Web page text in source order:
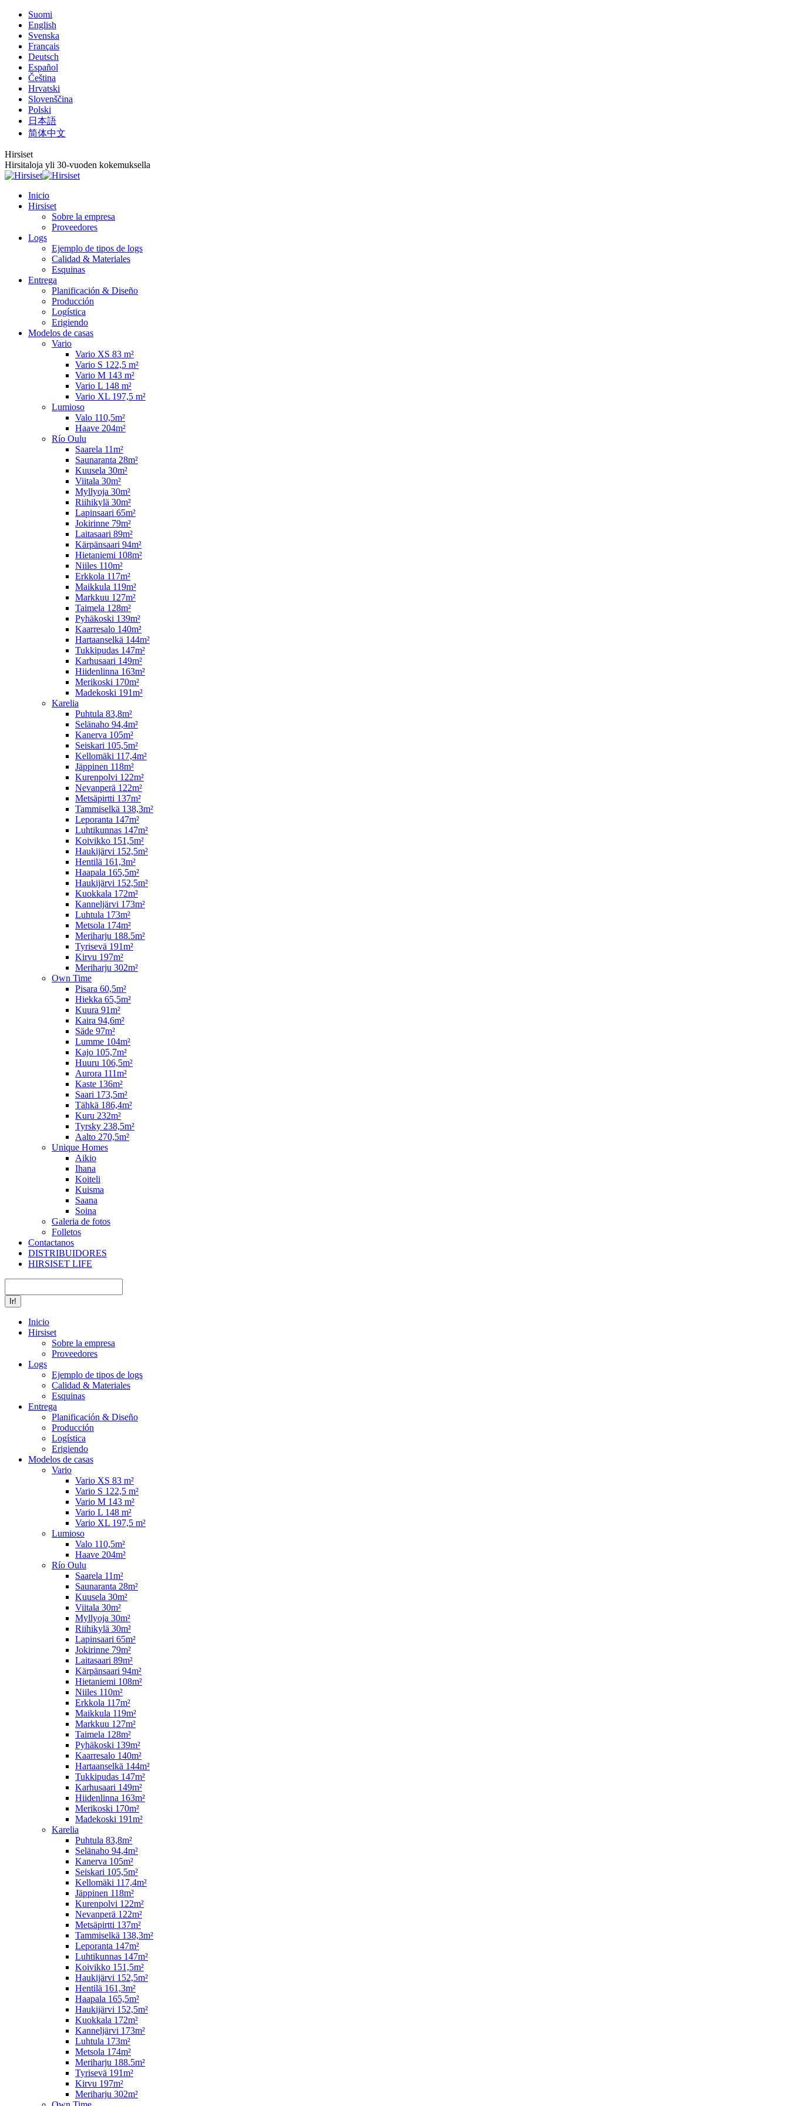
Saltar
contenido
Suomi
English
Svenska
Français
Deutsch
Español
Čeština
Hrvatski
Slovenščina
Polski
日本語
简体中文
Hirsiset
Hirsitaloja yli 30-vuoden kokemuksella
Inicio
Hirsiset
Sobre la empresa
Proveedores
Logs
Ejemplo de tipos de logs
Calidad & Materiales
Esquinas
Entrega
Planificación & Diseño
Producción
Logística
Erigiendo
Modelos de casas
Vario
Vario XS 83 m²
Vario S 122,5 m²
Vario M 143 m²
Vario L 148 m²
Vario XL 197,5 m²
Lumioso
Valo 110,5m²
Haave 204m²
Río Oulu
Saarela 11m²
Saunaranta 28m²
Kuusela 30m²
Viitala 30m²
Myllyoja 30m²
Riihikylä 30m²
Lapinsaari 65m²
Jokirinne 79m²
Laitasaari 89m²
Kärpänsaari 94m²
Hietaniemi 108m²
Niiles 110m²
Erkkola 117m²
Maikkula 119m²
Markkuu 127m²
Taimela 128m²
Pyhäkoski 139m²
Kaarresalo 140m²
Hartaanselkä 144m²
Tukkipudas 147m²
Karhusaari 149m²
Hiidenlinna 163m²
Merikoski 170m²
Madekoski 191m²
Karelia
Puhtula 83,8m²
Selänaho 94,4m²
Kanerva 105m²
Seiskari 105,5m²
Kellomäki 117,4m²
Jäppinen 118m²
Kurenpolvi 122m²
Nevanperä 122m²
Metsäpirtti 137m²
Tammiselkä 138,3m²
Leporanta 147m²
Luhtikunnas 147m²
Koivikko 151,5m²
Haukijärvi 152,5m²
Hentilä 161,3m²
Haapala 165,5m²
Haukijärvi 152,5m²
Kuokkala 172m²
Kanneljärvi 173m²
Luhtula 173m²
Metsola 174m²
Meriharju 188.5m²
Tyrisevä 191m²
Kirvu 197m²
Meriharju 302m²
Own Time
Pisara 60,5m²
Hiekka 65,5m²
Kuura 91m²
Kaira 94,6m²
Säde 97m²
Lumme 104m²
Kajo 105,7m²
Huuru 106,5m²
Aurora 111m²
Kaste 136m²
Saari 173,5m²
Tähkä 186,4m²
Kuru 232m²
Tyrsky 238,5m²
Aalto 270,5m²
Unique Homes
Aikio
Ihana
Koiteli
Kuisma
Saana
Soina
Galeria de fotos
Folletos
Contactanos
DISTRIBUIDORES
HIRSISET LIFE
Inicio
Hirsiset
Sobre la empresa
Proveedores
Logs
Ejemplo de tipos de logs
Calidad & Materiales
Esquinas
Entrega
Planificación & Diseño
Producción
Logística
Erigiendo
Modelos de casas
Vario
Vario XS 83 m²
Vario S 122,5 m²
Vario M 143 m²
Vario L 148 m²
Vario XL 197,5 m²
Lumioso
Valo 110,5m²
Haave 204m²
Río Oulu
Saarela 11m²
Saunaranta 28m²
Kuusela 30m²
Viitala 30m²
Myllyoja 30m²
Riihikylä 30m²
Lapinsaari 65m²
Jokirinne 79m²
Laitasaari 89m²
Kärpänsaari 94m²
Hietaniemi 108m²
Niiles 110m²
Erkkola 117m²
Maikkula 119m²
Markkuu 127m²
Taimela 128m²
Pyhäkoski 139m²
Kaarresalo 140m²
Hartaanselkä 144m²
Tukkipudas 147m²
Karhusaari 149m²
Hiidenlinna 163m²
Merikoski 170m²
Madekoski 191m²
Karelia
Puhtula 83,8m²
Selänaho 94,4m²
Kanerva 105m²
Seiskari 105,5m²
Kellomäki 117,4m²
Jäppinen 118m²
Kurenpolvi 122m²
Nevanperä 122m²
Metsäpirtti 137m²
Tammiselkä 138,3m²
Leporanta 147m²
Luhtikunnas 147m²
Koivikko 151,5m²
Haukijärvi 152,5m²
Hentilä 161,3m²
Haapala 165,5m²
Haukijärvi 152,5m²
Kuokkala 172m²
Kanneljärvi 173m²
Luhtula 173m²
Metsola 174m²
Meriharju 188.5m²
Tyrisevä 191m²
Kirvu 197m²
Meriharju 302m²